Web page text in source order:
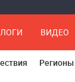
ВИДЕО
Регионы